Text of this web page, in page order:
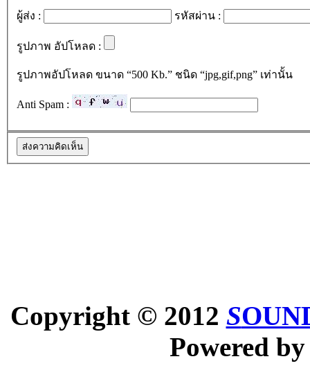
ผู้ส่ง : รหัสผ่าน :
รูปภาพ อัปโหลด :
รูปภาพอัปโหลด ขนาด “500 Kb.” ชนิด “jpg,gif,png” เท่านั้น
Anti Spam :
Copyright © 2012 S
Powered